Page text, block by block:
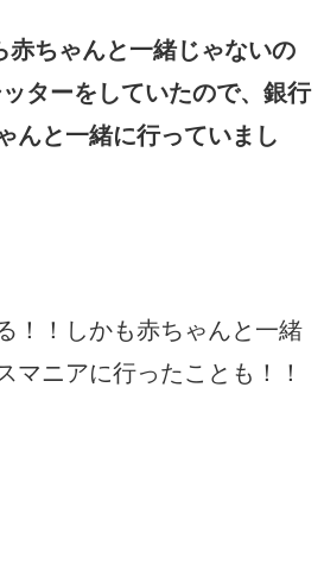
赤ちゃんと一緒じゃないの
ターをしていたので、銀行
んと一緒に行っていまし
！！しかも赤ちゃんと一緒
マニアに行ったことも！！